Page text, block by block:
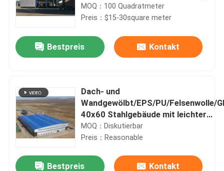
Sandwichplattenverkleidung
MOQ：100 Quadratmeter
Preis：$15-30square meter
Bestpreis Kontakt
Dach- und
Wandgewölbt/EPS/PU/Felsenwolle/
40x60 Stahlgebäude mit leichter
Stahlstruktur für vorgefertigtes
MOQ：Diskutierbar
Preis：Reasonable
Bestpreis Kontakt